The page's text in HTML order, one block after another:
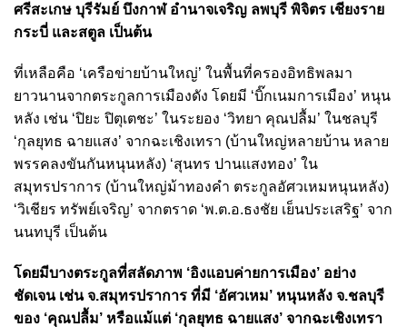
ศรีสะเกษ บุรีรัมย์ บึงกาฬ อำนาจเจริญ ลพบุรี พิจิตร เชียงราย
กระบี่ และสตูล เป็นต้น
ที่เหลือคือ ‘เครือข่ายบ้านใหญ่’ ในพื้นที่ครองอิทธิพลมา
ยาวนานจากตระกูลการเมืองดัง โดยมี ‘บิ๊กเนมการเมือง’ หนุน
หลัง เช่น ‘ปิยะ ปิตุเตชะ’ ในระยอง ‘วิทยา คุณปลื้ม’ ในชลบุรี
‘กุลยุทธ ฉายแสง’ จากฉะเชิงเทรา (บ้านใหญ่หลายบ้าน หลาย
พรรคลงขันกันหนุนหลัง) ‘สุนทร ปานแสงทอง’ ใน
สมุทรปราการ (บ้านใหญ่ม้าทองคำ ตระกูลอัศวเหมหนุนหลัง)
‘วิเชียร ทรัพย์เจริญ’ จากตราด ‘พ.ต.อ.ธงชัย เย็นประเสริฐ’ จาก
นนทบุรี เป็นต้น
โดยมีบางตระกูลที่สลัดภาพ ‘อิงแอบค่ายการเมือง’ อย่าง
ชัดเจน เช่น จ.สมุทรปราการ ที่มี ‘อัศวเหม’ หนุนหลัง จ.ชลบุรี
ของ ‘คุณปลื้ม’ หรือแม้แต่ ‘กุลยุทธ ฉายแสง’ จากฉะเชิงเทรา